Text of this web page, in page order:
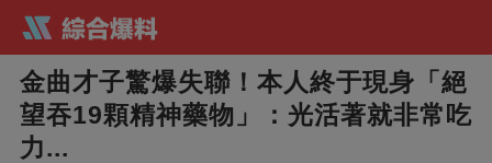
金曲才子驚爆失聯！本人終于現身「絕
望吞19顆精神藥物」：光活著就非常吃
力...